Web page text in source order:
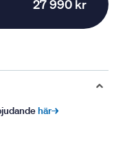
27 990 kr
här→